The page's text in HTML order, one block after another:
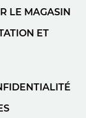
LE MAGASIN
ET